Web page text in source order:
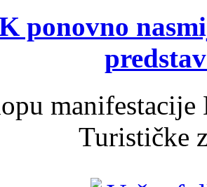
ponovno
Turističke